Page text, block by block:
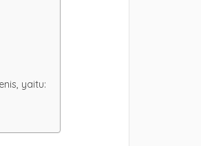
yaitu: